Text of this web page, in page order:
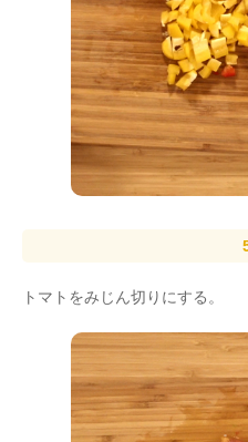
トマトをみじん切りにする。